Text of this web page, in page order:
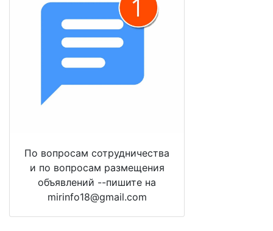
По вопросам сотрудничества
и по вопросам размещения
объявлений --пишите на
mirinfo18@gmail.com